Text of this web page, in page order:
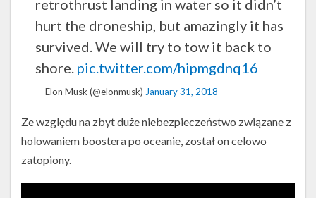
retrothrust landing in water so it didn’t
hurt the droneship, but amazingly it has
survived. We will try to tow it back to
shore. pic.twitter.com/hipmgdnq16
— Elon Musk (@elonmusk) January 31, 2018
Ze względu na zbyt duże niebezpieczeństwo związane z
holowaniem boostera po oceanie, został on celowo
zatopiony.